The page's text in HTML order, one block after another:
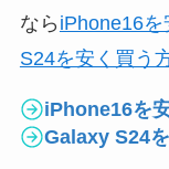
なら iPhone16
S24を安く買う
iPhone16を
Galaxy S24